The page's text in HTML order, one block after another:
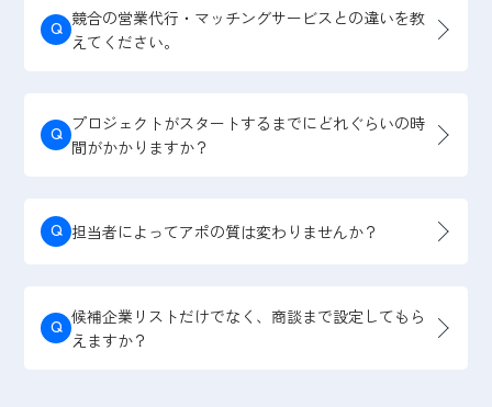
Q 競合の営業代行・マッチングサービスとの違いを教
えてください。
Q プロジェクトがスタートするまでにどれぐらいの時
間がかかりますか？
Q 担当者によってアポの質は変わりませんか？
Q 候補企業リストだけでなく、商談まで設定してもら
えますか？